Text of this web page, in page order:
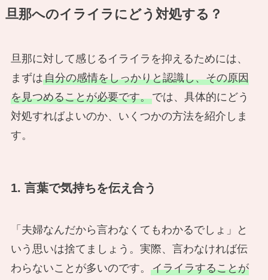
旦那へのイライラにどう対処する？
旦那に対して感じるイライラを抑えるためには、
まずは自分の感情をしっかりと認識し、その原因
を見つめることが必要です。では、具体的にどう
対処すればよいのか、いくつかの方法を紹介しま
す。
1. 言葉で気持ちを伝え合う
「夫婦なんだから言わなくてもわかるでしょ」と
いう思いは捨てましょう。実際、言わなければ伝
わらないことが多いのです。 イライラすることが